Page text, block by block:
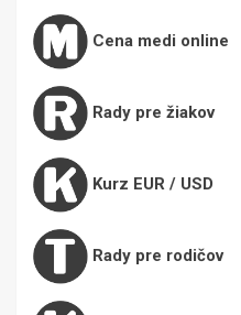
Cena medi online
Rady pre žiakov
Kurz EUR / USD
Rady pre rodičov